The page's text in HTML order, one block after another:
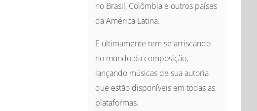
no Brasil, Colômbia e outros países
da América Latina.
E ultimamente tem se arriscando
no mundo da composição,
lançando músicas de sua autoria
que estão disponíveis em todas as
plataformas.